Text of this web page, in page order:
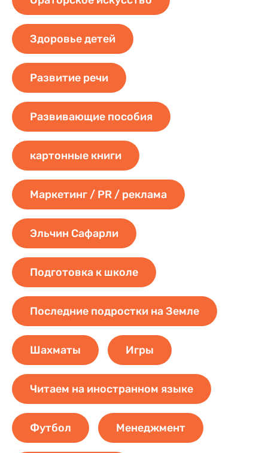
Здоровье детей
Развитие речи
Развивающие пособия
картонные книги
Маркетинг / PR / реклама
Эльчин Сафарли
Подготовка к школе
Последние подростки на Земле
Шахматы Игры
Читаем на иностранном языке
Футбол Менеджмент